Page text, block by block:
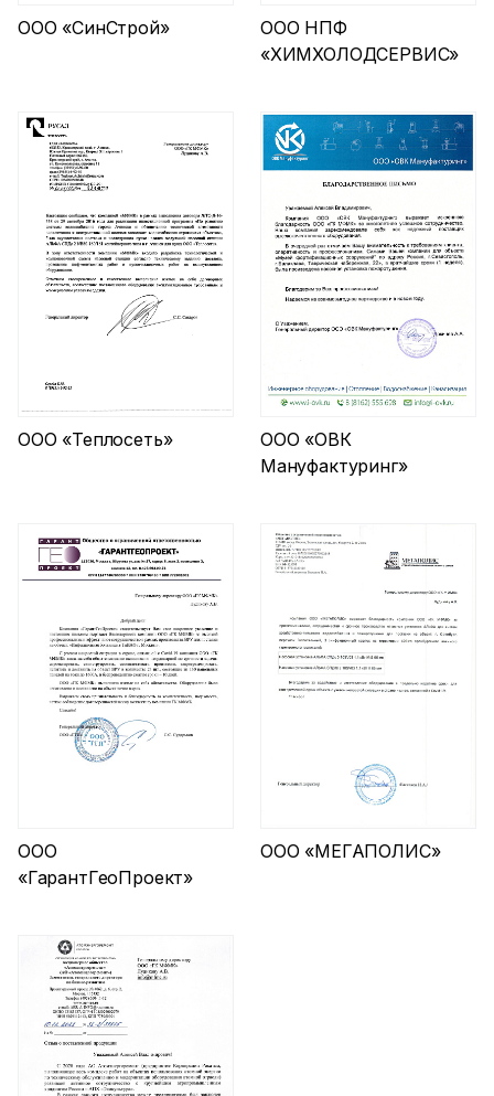
ООО «СинСтрой»
ООО НПФ
«ХИМХОЛОДСЕРВИС»
ООО «Теплосеть»
ООО «ОВК
Мануфактуринг»
ООО
«ГарантГеоПроект»
ООО «МЕГАПОЛИС»